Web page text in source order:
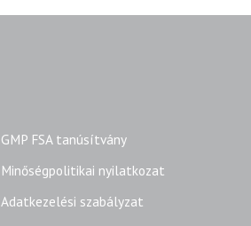
GMP FSA tanúsítvány
Minőségpolitikai nyilatkozat
Adatkezelési szabályzat